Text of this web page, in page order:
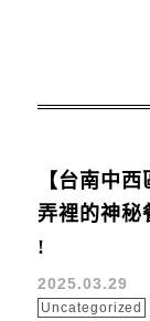
坑和寵物友
地址：台南
【台南中
弄裡的神秘
!
2025.03.29
Uncategorized